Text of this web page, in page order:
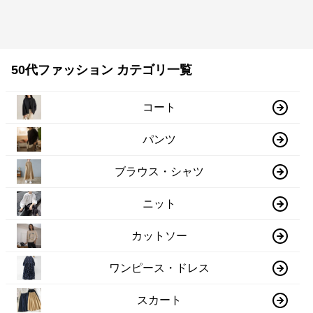
50代ファッション カテゴリ一覧
コート
パンツ
ブラウス・シャツ
ニット
カットソー
ワンピース・ドレス
スカート